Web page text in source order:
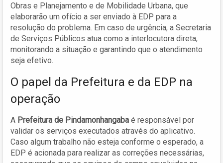
Obras e Planejamento e de Mobilidade Urbana, que
elaborarão um ofício a ser enviado à EDP para a
resolução do problema. Em caso de urgência, a Secretaria
de Serviços Públicos atua como a interlocutora direta,
monitorando a situação e garantindo que o atendimento
seja efetivo.
O papel da Prefeitura e da EDP na
operação
A Prefeitura de Pindamonhangaba é responsável por
validar os serviços executados através do aplicativo.
Caso algum trabalho não esteja conforme o esperado, a
EDP é acionada para realizar as correções necessárias,